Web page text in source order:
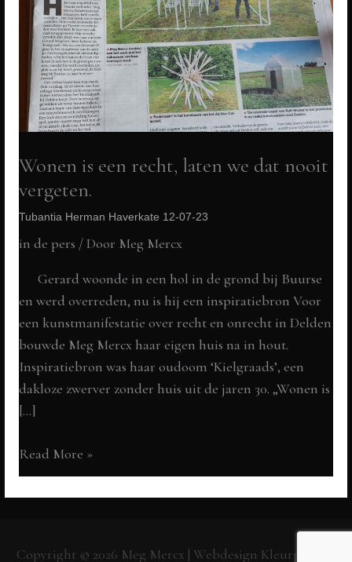
Wonen is een recht, laten we dat nooit
vergeten.
Tubantia Herman Haverkate 12-07-23
in de pers / Door Meg Mercx
Gerard woonde in een hol in de grond bij Buurse
en werd overreden, nu is hij een inspiratiebron Voor
een kunstmanifestatie over recht en onrecht in Delden
bouwde Meg Mercx haar eigen huis na in hout.
Inspiratiebron was haar oudoom ‘Kielgraads’, een
dakloze zwerver zonder huis uit de jaren 30. „Wonen is
[…]
Wonen
is
een
Read More »
Copyright © 2026 Meg Mercx | Webdesign Kleurpunt.nl